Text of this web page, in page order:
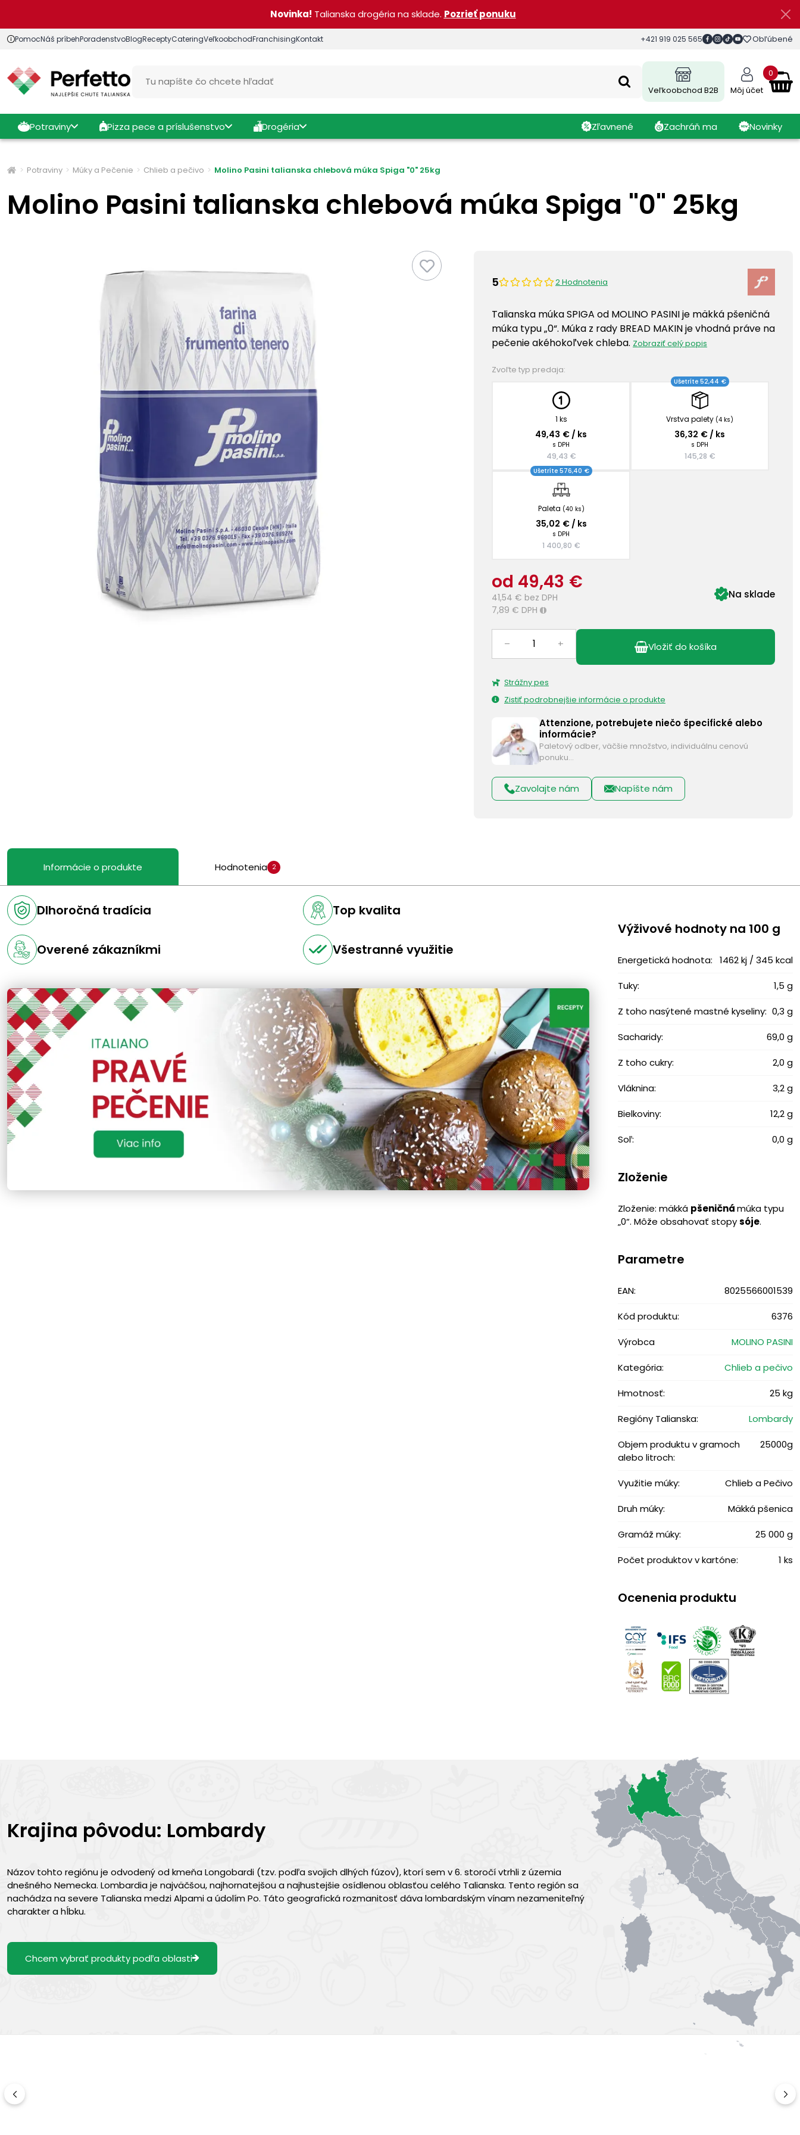
Novinka! Talianska drogéria na sklade. Pozrieť ponuku
PomocNáš príbehPoradenstvoBlogReceptyCateringVeľkoobchodFranchisingKontakt +421 919 025 565 Obľúbené
Veľkoobchod B2B Môj účet
0
Potraviny Pizza pece a príslušenstvo Drogéria Zľavnené Zachráň ma Novinky
Potraviny Múky a Pečenie Chlieb a pečivo Molino Pasini talianska chlebová múka Spiga "0" 25kg
Molino Pasini talianska chlebová múka Spiga "0" 25kg
5 2 Hodnotenia
Talianska múka SPIGA od MOLINO PASINI je mäkká pšeničná
múka typu „0“. Múka z rady BREAD MAKIN je vhodná práve na
pečenie akéhokoľvek chleba. Zobraziť celý popis
Zvoľte typ predaja:
1 ks
49,43 € / ks
s DPH
49,43 €
Vrstva palety (4 ks)
Ušetríte 52,44 €
36,32 € / ks
s DPH
145,28 €
Paleta (40 ks)
Ušetríte 576,40 €
35,02 € / ks
s DPH
1 400,80 €
od 49,43 €
41,54 € bez DPH
7,89 € DPH i
Na sklade
– + Vložiť do košíka
Strážny pes
Zistiť podrobnejšie informácie o produkte
Attenzione, potrebujete niečo špecifické alebo
informácie?
Paletový odber, väčšie množstvo, individuálnu cenovú
ponuku…
Zavolajte nám Napíšte nám
Informácie o produkte Hodnotenia 2
Dlhoročná tradícia Top kvalita
Overené zákazníkmi Všestranné využitie
Výživové ​​hodnoty na 100 g
Energetická hodnota: 1462 kj / 345 kcal
Tuky: 1,5 g
Z toho nasýtené mastné kyseliny: 0,3 g
Sacharidy: 69,0 g
Z toho cukry: 2,0 g
Vláknina: 3,2 g
Bielkoviny: 12,2 g
Soľ: 0,0 g
Zloženie
Zloženie: mäkká pšeničnámúka typu
„0“. Môže obsahovať stopysóje.
Parametre
EAN: 8025566001539
Kód produktu: 6376
Výrobca MOLINO PASINI
Kategória: Chlieb a pečivo
Hmotnosť: 25 kg
Regióny Talianska: Lombardy
Objem produktu v gramoch
alebo litroch:
25000g
Využitie múky: Chlieb a Pečivo
Druh múky: Mäkká pšenica
Gramáž múky: 25 000 g
Počet produktov v kartóne: 1 ks
Ocenenia produktu
Krajina pôvodu: Lombardy
Názov tohto regiónu je odvodený od kmeňa Longobardi (tzv. podľa svojich dlhých fúzov), ktorí sem v 6. storočí vtrhli z územia
dnešného Nemecka. Lombardia je najväčšou, najhornatejšou a najhustejšie osídlenou oblasťou celého Talianska. Tento región sa
nachádza na severe Talianska medzi Alpami a údolím Po. Táto geografická rozmanitosť dáva lombardským vínam nezameniteľný
charakter a hĺbku.
Chcem vybrať produkty podľa oblasti